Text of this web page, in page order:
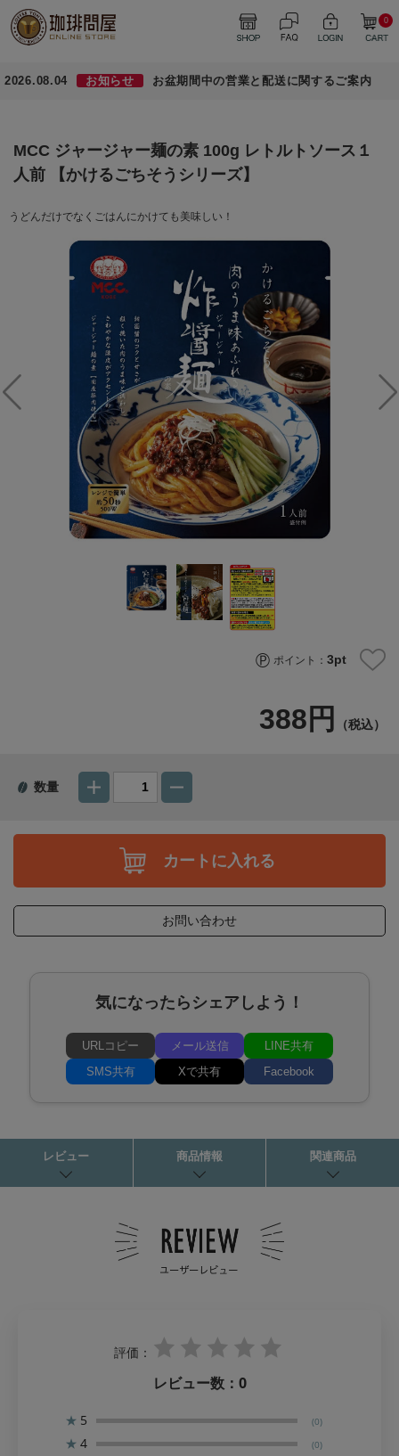
0
2026.08.04 お知らせ お盆期間中の営業と配送に関するご案内
MCC ジャージャー麺の素 100g レトルトソース１
人前 【かけるごちそうシリーズ】
うどんだけでなくごはんにかけても美味しい！
ポイント：3pt
388円 （税込）
数量
カートに入れる
お問い合わせ
気になったらシェアしよう！
URLコピー メール送信
LINE共有
SMS共有
Xで共有 Facebook
レビュー 商品情報 関連商品
評価：
レビュー数： 0
★ 5 (0)
★ 4 (0)